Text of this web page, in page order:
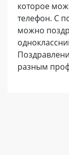
которое
телефон. С
можно
разным